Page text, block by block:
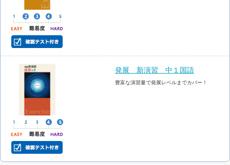
発展 新演習 中１国語
豊富な演習量で発展レベルまでカバー！